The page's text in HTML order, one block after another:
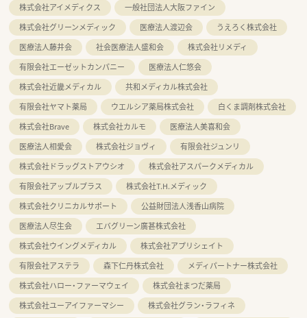
株式会社アイメディクス
一般社団法人大阪ファイン
株式会社グリーンメディック
医療法人渡辺会
うえろく株式会社
医療法人藤井会
社会医療法人盛和会
株式会社リメディ
有限会社エーゼットカンパニー
医療法人仁悠会
株式会社近畿メディカル
共和メディカル株式会社
有限会社ヤマト薬局
ウエルシア薬局株式会社
白くま調剤株式会社
株式会社Brave
株式会社カルモ
医療法人美喜和会
医療法人相愛会
株式会社ジョヴィ
有限会社ジュンリ
株式会社ドラッグストアウシオ
株式会社アスパークメディカル
有限会社アップルプラス
株式会社T.H.メディック
株式会社クリニカルサポート
公益財団法人浅香山病院
医療法人尽生会
エバグリーン廣甚株式会社
株式会社ウイングメディカル
株式会社アプリシェイト
有限会社アステラ
森下仁丹株式会社
メディパートナー株式会社
株式会社ハロー・ファーマウェイ
株式会社まつだ薬局
株式会社ユーアイファーマシー
株式会社グラン・ラフィネ